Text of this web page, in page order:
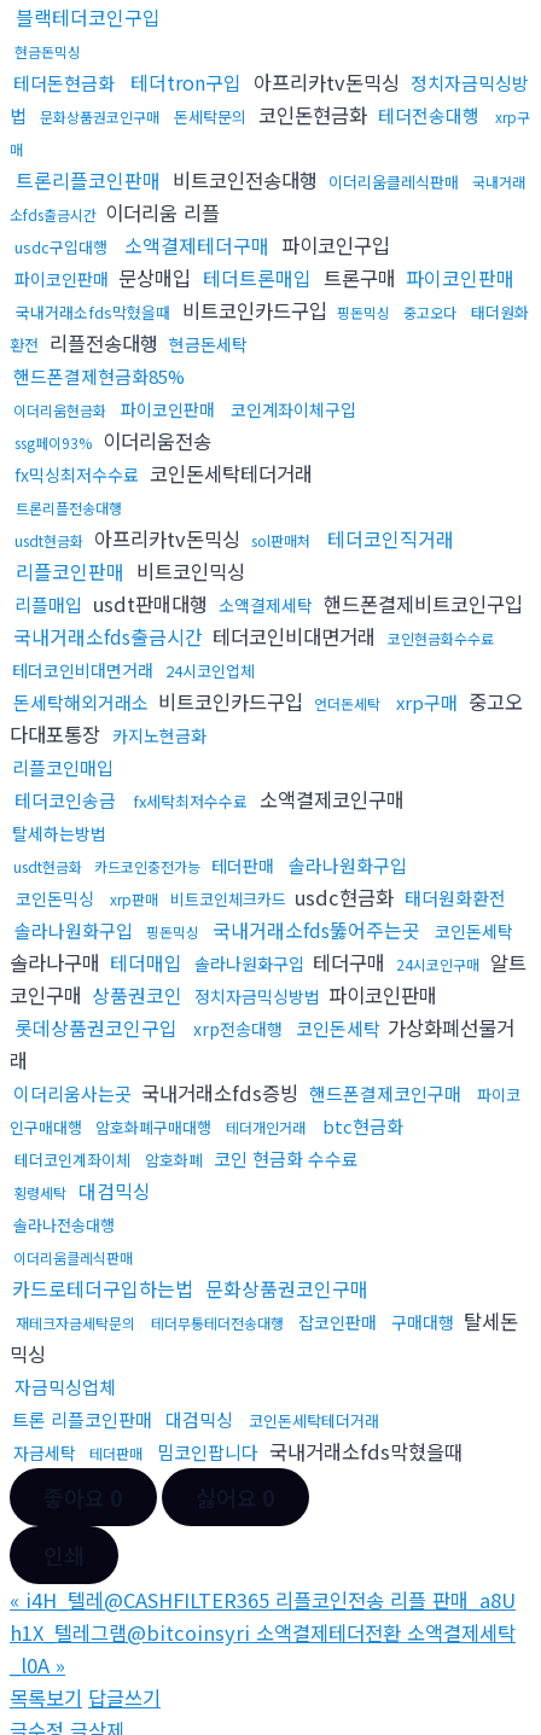
블랙테더코인구입
현금돈믹싱
테더돈현금화 테더tron구입 아프리카tv돈믹싱 정치자금믹싱방
법
문화상품권코인구매 돈세탁문의 코인돈현금화 테더전송대행
xrp구
매
트론리플코인판매 비트코인전송대행 이더리움클레식판매
국내거래
소fds출금시간 이더리움 리플
usdc구입대행 소액결제테더구매 파이코인구입
파이코인판매 문상매입 테더트론매입 트론구매 파이코인판매
국내거래소fds막혔을때 비트코인카드구입 핑돈믹싱 중고오다
태더원화
환전 리플전송대행 현금돈세탁
핸드폰결제현금화85%
이더리움현금화 파이코인판매 코인계좌이체구입
ssg페이93% 이더리움전송
fx믹싱최저수수료 코인돈세탁테더거래
트론리플전송대행
usdt현금화 아프리카tv돈믹싱 sol판매처
테더코인직거래
리플코인판매 비트코인믹싱
리플매입 usdt판매대행 소액결제세탁 핸드폰결제비트코인구입
국내거래소fds출금시간 테더코인비대면거래 코인현금화수수료
테더코인비대면거래 24시코인업체
돈세탁해외거래소 비트코인카드구입 언더돈세탁 xrp구매 중고오
다대포통장 카지노현금화
리플코인매입
테더코인송금
fx세탁최저수수료 소액결제코인구매
탈세하는방법
usdt현금화 카드코인충전가능 테더판매 솔라나원화구입
코인돈믹싱 xrp판매 비트코인체크카드 usdc현금화 태더원화환전
솔라나원화구입
핑돈믹싱 국내거래소fds뚫어주는곳 코인돈세탁
솔라나구매 테더매입 솔라나원화구입 테더구매 24시코인구매 알트
코인구매 상품권코인 정치자금믹싱방법 파이코인판매
롯데상품권코인구입
xrp전송대행 코인돈세탁 가상화폐선물거
래
이더리움사는곳 국내거래소fds증빙 핸드폰결제코인구매
파이코
인구매대행
암호화폐구매대행 테더개인거래 btc현금화
테더코인계좌이체 암호화폐 코인 현금화 수수료
횡령세탁 대검믹싱
솔라나전송대행
이더리움클레식판매
카드로테더구입하는법 문화상품권코인구매
재테크자금세탁문의 테더무통테더전송대행 잡코인판매 구매대행 탈세돈
믹싱
자금믹싱업체
트론 리플코인판매
대검믹싱 코인돈세탁테더거래
자금세탁 테더판매 밈코인팝니다 국내거래소fds막혔을때
« i4H_텔레@CASHFILTER365 리플코인전송 리플 판매_a8U
h1X_텔레그램@bitcoinsyri 소액결제테더전환 소액결제세탁
_l0A »
목록보기 답글쓰기